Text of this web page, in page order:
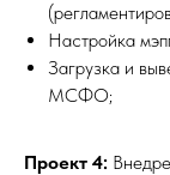
Настройка
Загрузка и
МСФО;
Проект 4: